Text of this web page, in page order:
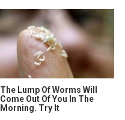
The Lump Of Worms Will
Come Out Of You In The
Morning. Try It